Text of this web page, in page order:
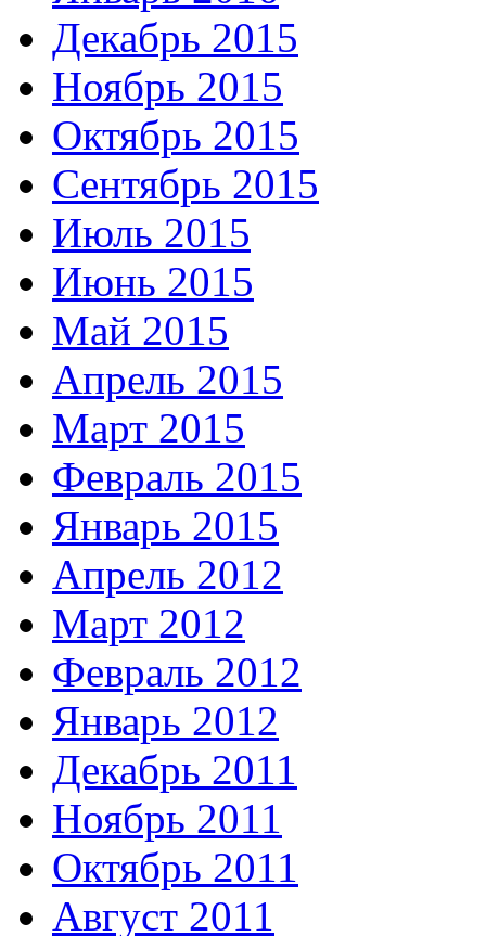
Декабрь 2015
Ноябрь 2015
Октябрь 2015
Сентябрь 2015
Июль 2015
Июнь 2015
Май 2015
Апрель 2015
Март 2015
Февраль 2015
Январь 2015
Апрель 2012
Март 2012
Февраль 2012
Январь 2012
Декабрь 2011
Ноябрь 2011
Октябрь 2011
Август 2011